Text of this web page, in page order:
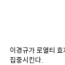
이경규가 로열티
집중시킨다.